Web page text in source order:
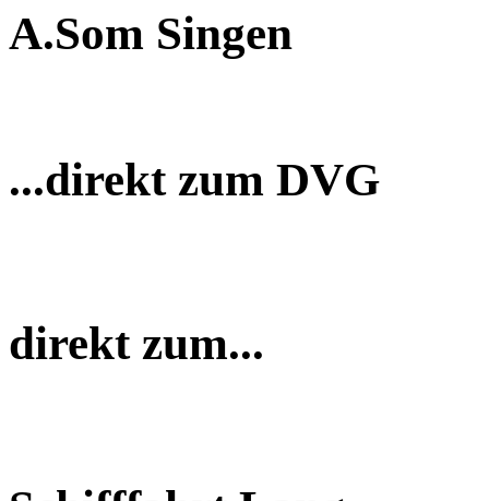
A.Som Singen
...direkt zum DVG
direkt zum...